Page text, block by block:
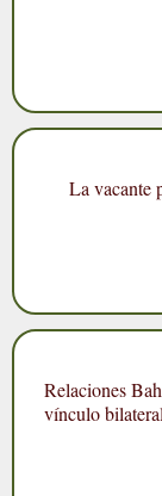
La vacante
Relaciones
vínculo